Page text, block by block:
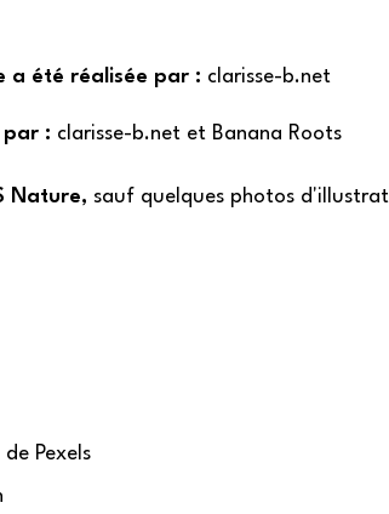
a été réalisée par : clarisse-b.net
par : clarisse-b.netet Banana Roots
Nature, sauf quelques photos
Pexels